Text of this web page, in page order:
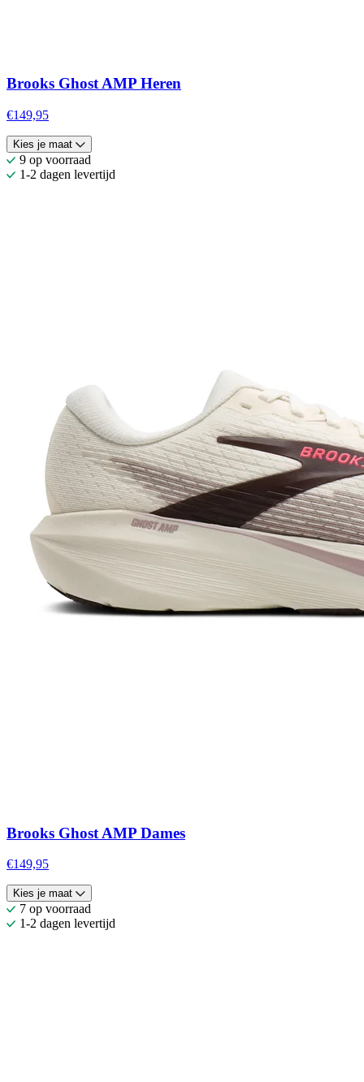
Brooks Ghost AMP Heren
€149,95
Kies je maat
9 op voorraad
1-2 dagen levertijd
Brooks Ghost AMP Dames
€149,95
Kies je maat
7 op voorraad
1-2 dagen levertijd